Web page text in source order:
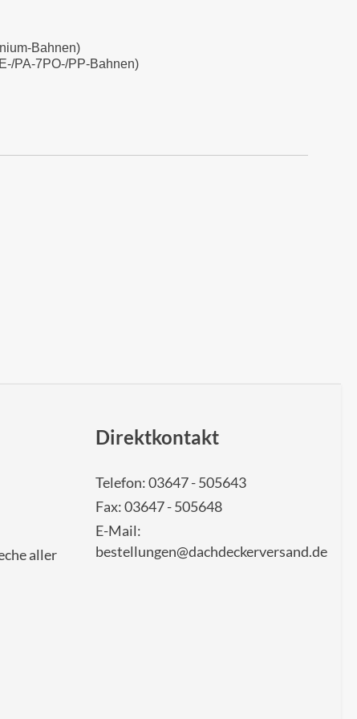
Bahnen)
PA-7PO-/PP-Bahnen)
aller
Direktkontakt
Telefon: 03647 - 505643
Fax: 03647 - 505648
E-Mail:
bestellungen@dachdeckerversand.de